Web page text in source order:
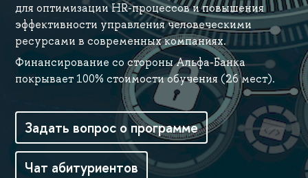
для оптимизации HR-процессов и повышения
эффективности управления человеческими
ресурсами в современных компаниях.
Финансирование со стороны Альфа-Банка
покрывает 100% стоимости обучения (26 мест).
Задать вопрос о программе
Чат абитуриентов